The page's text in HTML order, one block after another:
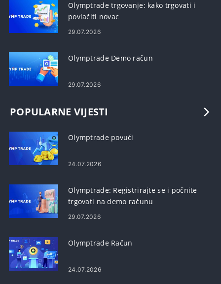
Olymptrade trgovanje: kako trgovati i
povlačiti novac
29.07.2026
Olymptrade Demo račun
29.07.2026
POPULARNE VIJESTI
Olymptrade povući
24.07.2026
Olymptrade: Registrirajte se i počnite
trgovati na demo računu
29.07.2026
Olymptrade Račun
24.07.2026